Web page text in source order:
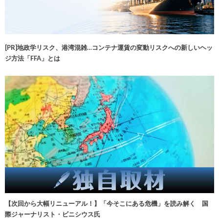
[PR]地政学リスク、港湾混雑…コンテナ運賃の変動リスクへの新しいヘッ
ジ方法「FFA」とは
【次回から大幅リニューアル！】「今そこにある危機」を読み解く 国
際ジャーナリスト・ビニシウス氏